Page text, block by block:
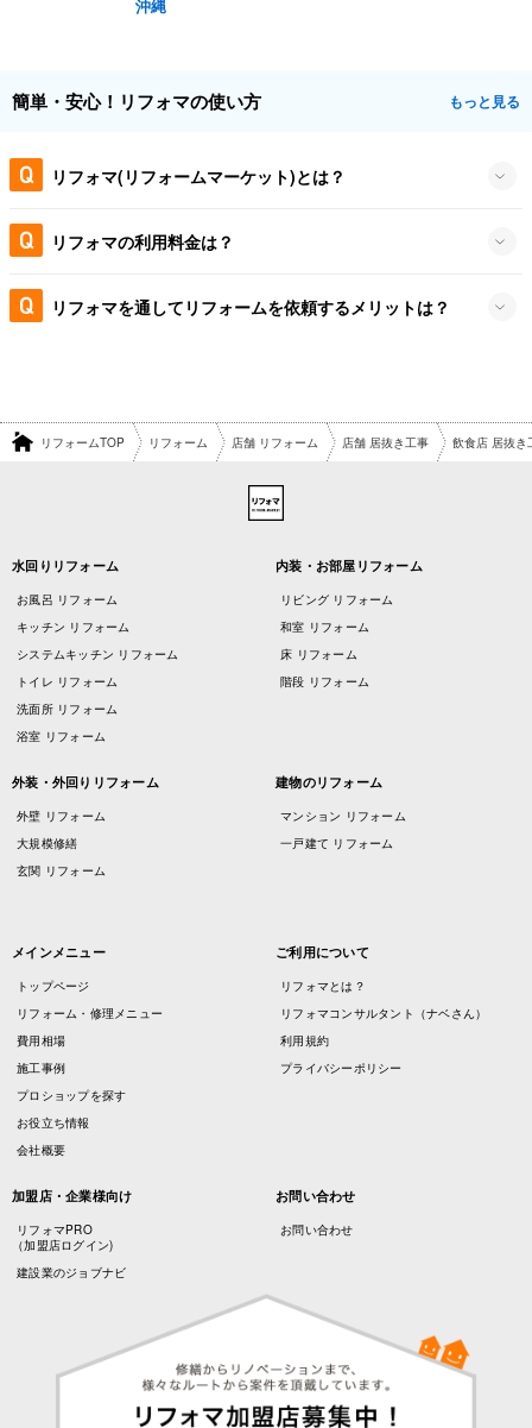
沖縄
簡単・安心！リフォマの使い方 もっと見る
リフォマ(リフォームマーケット)とは？
リフォマの利用料金は？
リフォマを通してリフォームを依頼するメリットは？
リフォームTOP リフォーム 店舗 リフォーム 店舗 居抜き工事 飲食店 居抜き
水回りリフォーム
お風呂 リフォーム
キッチン リフォーム
システムキッチン リフォーム
トイレ リフォーム
洗面所 リフォーム
浴室 リフォーム
内装・お部屋リフォーム
リビング リフォーム
和室 リフォーム
床 リフォーム
階段 リフォーム
外装・外回りリフォーム
外壁 リフォーム
大規模修繕
玄関 リフォーム
建物のリフォーム
マンション リフォーム
一戸建て リフォーム
メインメニュー
トップページ
リフォーム・修理メニュー
費用相場
施工事例
プロショップを探す
お役立ち情報
会社概要
ご利用について
リフォマとは？
リフォマコンサルタント（ナベさん）
利用規約
プライバシーポリシー
加盟店・企業様向け
リフォマPRO
（加盟店ログイン)
建設業のジョブナビ
お問い合わせ
お問い合わせ